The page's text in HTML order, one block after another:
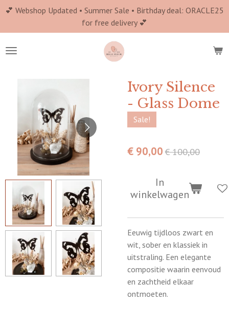
Ga
naar
de
💕 Webshop Updated • Summer Sale • Birthday deal: ORACLE25
for free delivery 💕
Ivory Silence
- Glass Dome
Sale!
€ 90,00 € 100,00
In
winkelwagen
Eeuwig tijdloos zwart en
wit, sober en klassiek in
uitstraling. Een elegante
compositie waarin eenvoud
en zachtheid elkaar
ontmoeten.